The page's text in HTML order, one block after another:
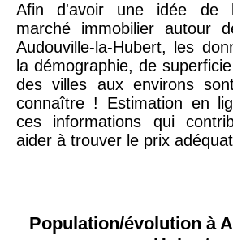
Afin d'avoir une idée de
marché immobilier autour
Audouville-la-Hubert, les
la démographie, de
des villes aux environs
connaître ! Estimation en
ces informations qui
aider à trouver le prix
Population/évolution à